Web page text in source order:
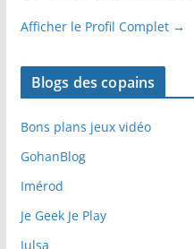
Afficher le Profil Complet →
Blogs des copains
Bons plans jeux vidéo
GohanBlog
Imérod
Je Geek Je Play
Julsa